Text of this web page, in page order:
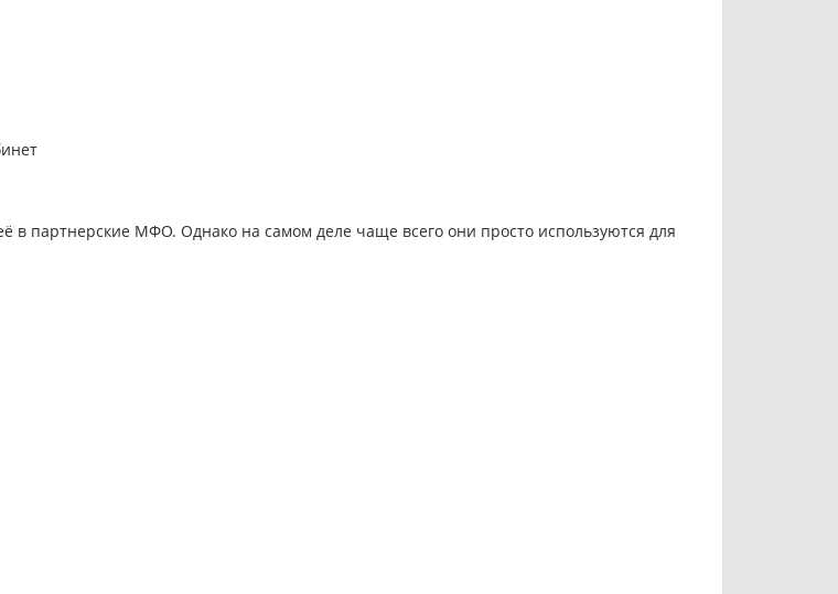
в партнерские МФО. Однако на самом деле чаще всего они просто используются для